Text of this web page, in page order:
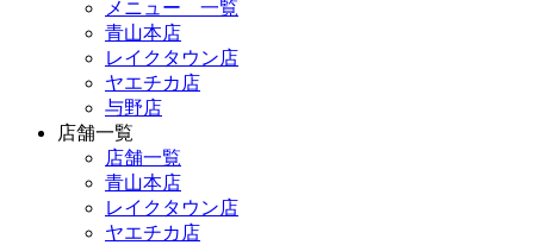
メニュー 一覧
青山本店
レイクタウン店
ヤエチカ店
与野店
店舗一覧
店舗一覧
青山本店
レイクタウン店
ヤエチカ店